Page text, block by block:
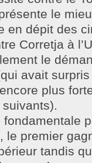
le
en dépit des
Corretja à
le
avait
plus
suivants).
fondamentale
le premier
tandis